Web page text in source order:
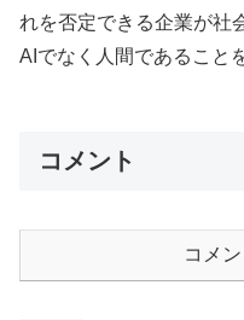
れを否定できる企業が社
AIでなく人間であること
コメント
コメ